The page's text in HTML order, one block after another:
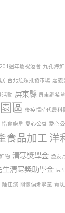
週年慶祝酒會 九孔海
台北魚類批發市場 嘉義
活動 屏東縣 屏東縣希
區 後疫情時代農科
惜食廚房 愛心公益 愛心
食品加工 洋
物 清寒獎學金 漁友
生清寒獎助學金 貝
鍾佳濱 關懷偏鄉學童 青斑